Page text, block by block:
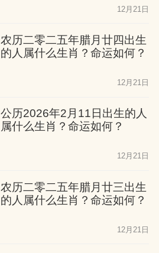
12月21日
农历二零二五年腊月廿四出生
的人属什么生肖？命运如何？
12月21日
公历2026年2月11日出生的人
属什么生肖？命运如何？
12月21日
农历二零二五年腊月廿三出生
的人属什么生肖？命运如何？
12月21日